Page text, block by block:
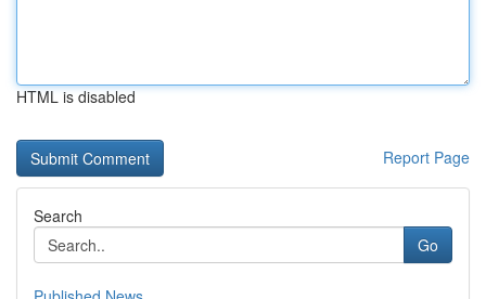
HTML is disabled
Report Page
Search
Go